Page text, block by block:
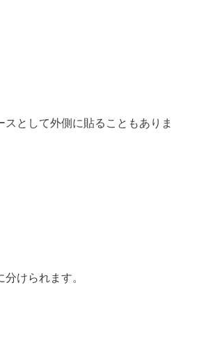
として外側に貼ることもありま
けられます。